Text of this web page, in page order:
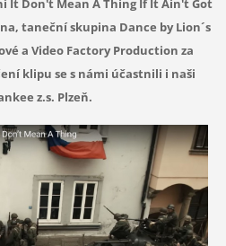
It Don't Mean A Thing If It Ain't Got
taneční skupina Dance by Lion´s
a Video Factory Production za
klipu se s námi účastnili i naši
z.s. Plzeň.